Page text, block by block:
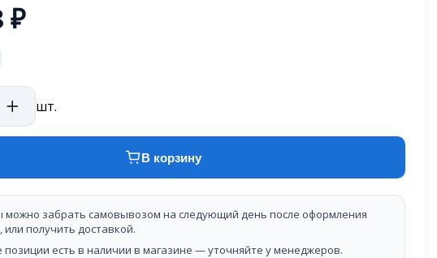
₽
шт.
В корзину
можно забрать самовывозом на следующий день после оформления
или получить доставкой.
позиции есть в наличии в магазине — уточняйте у менеджеров.